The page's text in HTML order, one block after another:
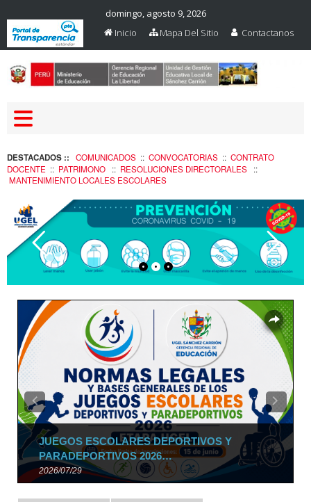
domingo, agosto 9, 2026
Inicio
Mapa Del Sitio Contactanos
DESTACADOS :: COMUNICADOS :: CONVOCATORIAS :: CONTRATO
DOCENTE :: PATRIMONO :: RESOLUCIONES DIRECTORALES ::
MANTENIMIENTO LOCALES ESCOLARES
JUEGOS ESCOLARES DEPORTIVOS Y
PARADEPORTIVOS 2026…
2026/07/29
Overlays
SHARE
Previous Next